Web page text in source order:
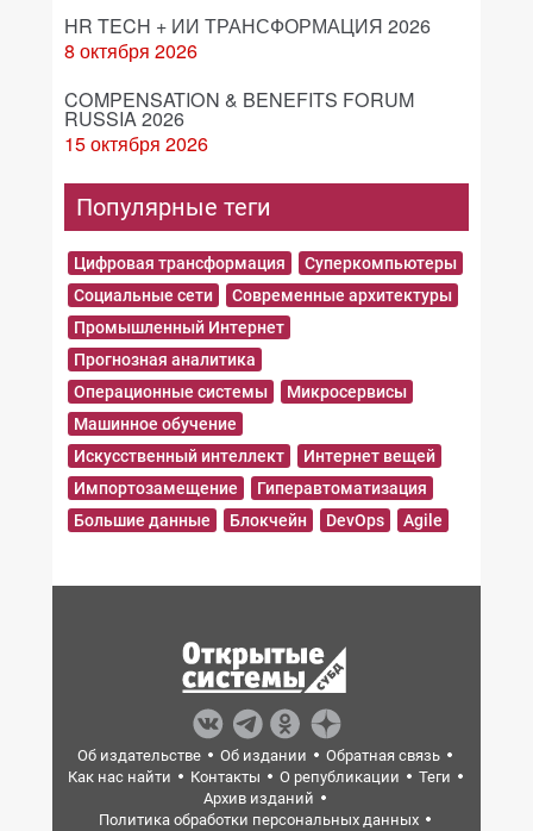
HR TECH + ИИ ТРАНСФОРМАЦИЯ 2026
8 октября 2026
COMPENSATION & BENEFITS FORUM
RUSSIA 2026
15 октября 2026
Популярные теги
Цифровая трансформация
Суперкомпьютеры
Социальные сети
Современные архитектуры
Промышленный Интернет
Прогнозная аналитика
Операционные системы
Микросервисы
Машинное обучение
Искусственный интеллект
Интернет вещей
Импортозамещение
Гиперавтоматизация
Большие данные
Блокчейн DevOps Agile
Об издательстве Об издании
Обратная связь
Как нас найти
Контакты О републикации
Теги
Архив изданий
Политика обработки персональных данных